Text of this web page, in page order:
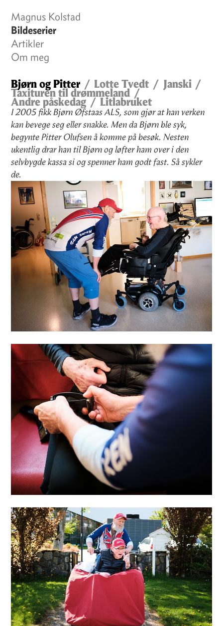
Magnus Kolstad
Bildeserier
Artikler
Om meg
Bjørn og Pitter Lotte Tvedt Janski
Taxituren til drømmeland
Andre påskedag Litlabruket
I 2005 fikk Bjørn Øfstaas ALS, som gjør at han verken
kan bevege seg eller snakke. Men da Bjørn ble syk,
begynte Pitter Olufsen å komme på besøk. Nesten
ukentlig drar han til Bjørn og løfter ham over i den
selvbygde kassa si og spenner ham godt fast. Så sykler
de.